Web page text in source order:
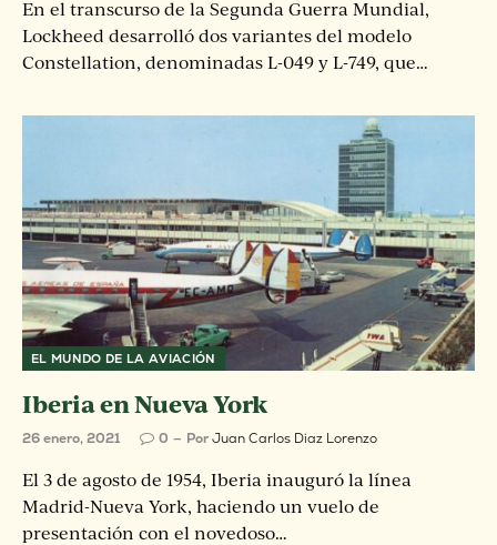
En el transcurso de la Segunda Guerra Mundial,
Lockheed desarrolló dos variantes del modelo
Constellation, denominadas L-049 y L-749, que…
EL MUNDO DE LA AVIACIÓN
Iberia en Nueva York
26 enero, 2021 0 PorJuan Carlos Diaz Lorenzo
El 3 de agosto de 1954, Iberia inauguró la línea
Madrid-Nueva York, haciendo un vuelo de
presentación con el novedoso…